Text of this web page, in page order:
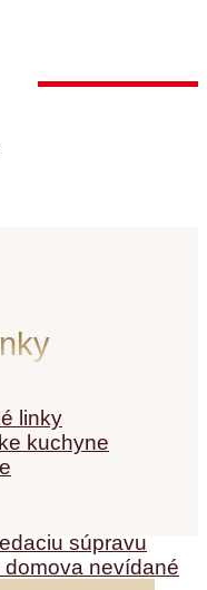
linky
kuchyne
súpravu
nevídané